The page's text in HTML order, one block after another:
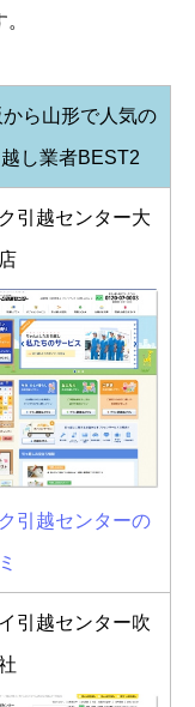
から山形で人気の
し業者BEST2
引越センター大
引越センターの
引越センター吹